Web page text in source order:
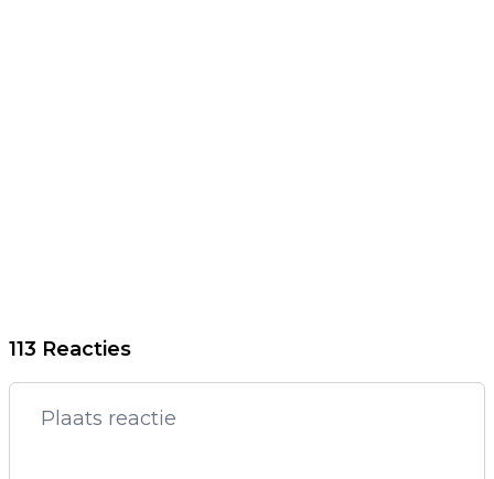
113 Reacties